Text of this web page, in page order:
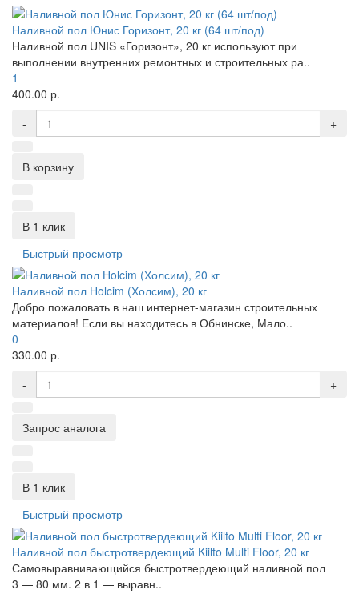
Наливной пол Юнис Горизонт, 20 кг (64 шт/под)
Наливной пол UNIS «Горизонт», 20 кг используют при
выполнении внутренних ремонтных и строительных ра..
1
400.00 р.
-
+
В корзину
В 1 клик
Быстрый просмотр
Наливной пол Holcim (Холсим), 20 кг
Добро пожаловать в наш интернет-магазин строительных
материалов! Если вы находитесь в Обнинске, Мало..
0
330.00 р.
-
+
Запрос аналога
В 1 клик
Быстрый просмотр
Наливной пол быстротвердеющий Kiilto Multi Floor, 20 кг
Самовыравнивающийся быстротвердеющий наливной пол
3 — 80 мм. 2 в 1 — выравн..